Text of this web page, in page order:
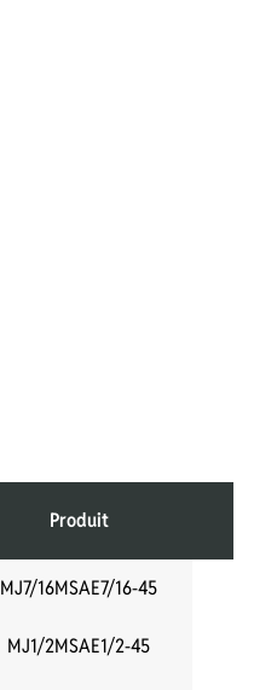
Produit
MJ7/16MSAE7/16-45
MJ1/2MSAE1/2-45